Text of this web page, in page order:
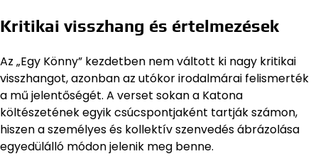
Kritikai visszhang és értelmezések
Az „Egy Könny” kezdetben nem váltott ki nagy kritikai
visszhangot, azonban az utókor irodalmárai felismerték
a mű jelentőségét. A verset sokan a Katona
költészetének egyik csúcspontjaként tartják számon,
hiszen a személyes és kollektív szenvedés ábrázolása
egyedülálló módon jelenik meg benne.